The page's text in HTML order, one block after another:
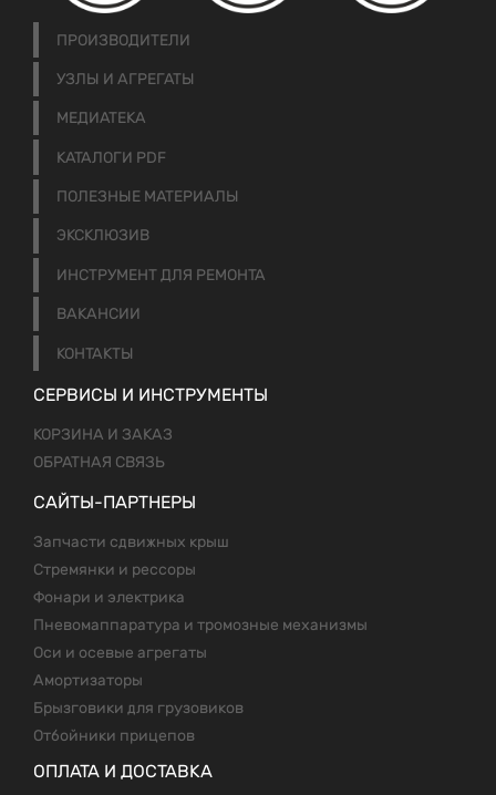
ПРОИЗВОДИТЕЛИ
УЗЛЫ И АГРЕГАТЫ
МЕДИАТЕКА
КАТАЛОГИ PDF
ПОЛЕЗНЫЕ МАТЕРИАЛЫ
ЭКСКЛЮЗИВ
ИНСТРУМЕНТ ДЛЯ РЕМОНТА
ВАКАНСИИ
КОНТАКТЫ
СЕРВИСЫ И ИНСТРУМЕНТЫ
КОРЗИНА И ЗАКАЗ
ОБРАТНАЯ СВЯЗЬ
САЙТЫ-ПАРТНЕРЫ
Запчасти сдвижных крыш
Стремянки и рессоры
Фонари и электрика
Пневомаппаратура и тромозные механизмы
Оси и осевые агрегаты
Амортизаторы
Брызговики для грузовиков
Отбойники прицепов
ОПЛАТА И ДОСТАВКА